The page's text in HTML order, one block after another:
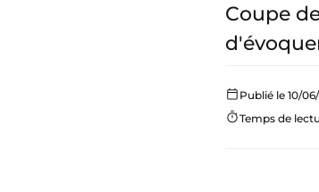
Coupe
Publié le 10/
Temps de